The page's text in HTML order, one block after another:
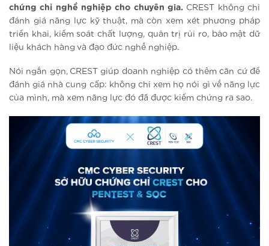
chứng chỉ nghề nghiệp cho chuyên gia. CREST không chỉ
đánh giá năng lực kỹ thuật, mà còn xem xét phương pháp
triển khai, kiểm soát chất lượng, quản trị rủi ro, bảo mật dữ
liệu khách hàng và đạo đức nghề nghiệp.
Nói ngắn gọn, CREST giúp doanh nghiệp có thêm căn cứ để
đánh giá nhà cung cấp: không chỉ xem họ nói gì về năng lực
của mình, mà xem năng lực đó đã được kiểm chứng ra sao.